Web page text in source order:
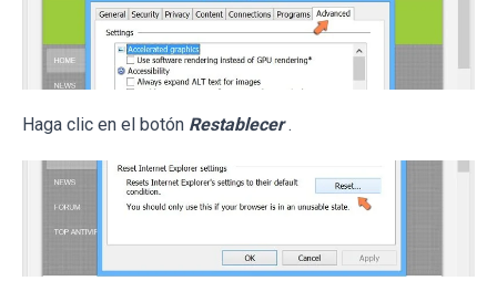
Haga clic en el botón Restablecer .